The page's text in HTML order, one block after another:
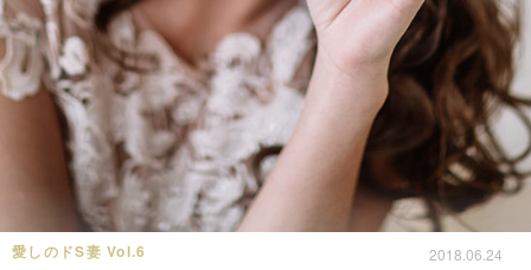
愛しのドS妻 Vol.6 2018.06.24